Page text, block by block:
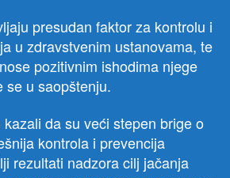
presudan faktor za kontrolu i
u zdravstvenim ustanovama, te
pozitivnim ishodima njege
se u saopštenju.
da su veći stepen brige o
kontrola i prevencija
rezultati nadzora cilj jačanja